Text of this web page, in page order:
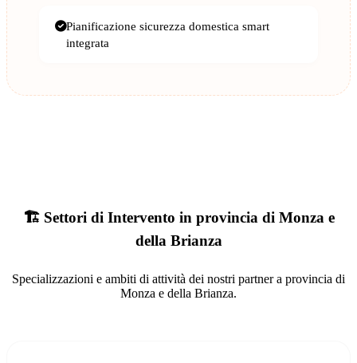
Pianificazione sicurezza domestica smart
integrata
🏗️ Settori di Intervento in provincia di Monza e
della Brianza
Specializzazioni e ambiti di attività dei nostri partner a provincia di
Monza e della Brianza.